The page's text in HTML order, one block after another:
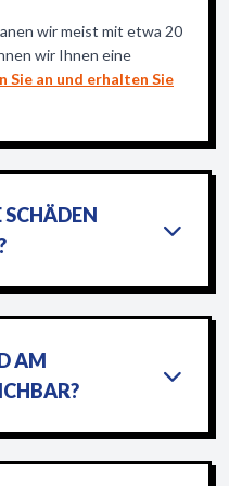
wir meist mit etwa 20
wir Ihnen eine
Sie an und erhalten Sie
AM